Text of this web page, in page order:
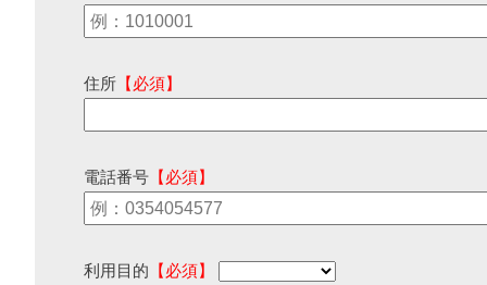
住所 【必須】
電話番号 【必須】
利用目的 【必須】